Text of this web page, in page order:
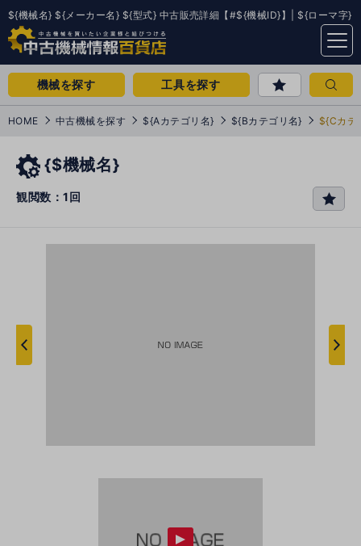
${機械名} ${メーカー名} ${型式} 中古販売詳細【#${機械ID}】| ${ローマ字}
menu
機械を探す 工具を探す
HOME 中古機械を探す ${Aカテゴリ名} ${Bカテゴリ名} ${Cカテ
{$機械名}
観閲数：1回
favo